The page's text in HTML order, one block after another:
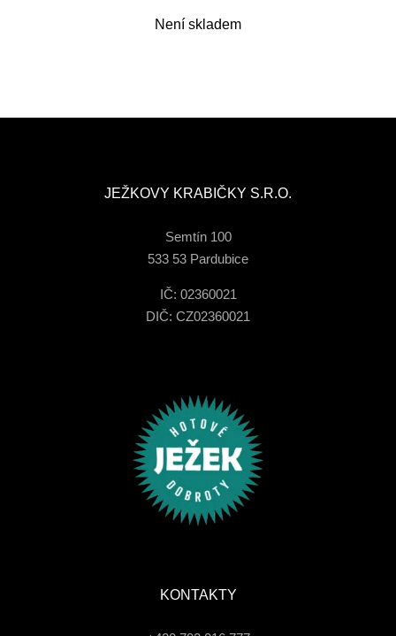
Není skladem
JEŽKOVY KRABIČKY S.R.O.
Semtín 100
533 53 Pardubice
IČ: 02360021
DIČ: CZ02360021
KONTAKTY